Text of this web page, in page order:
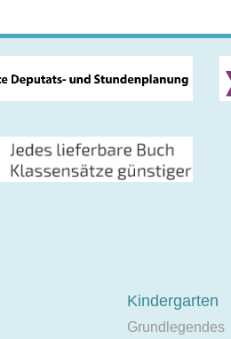
Kindergarten
Grundlegendes